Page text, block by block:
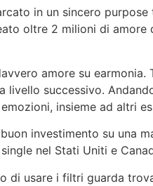
in un sincero
oltre 2 milioni di
amore su
livello successivo.
insieme ad altri
investimento su una
nel Stati Uniti e
di usare i filtri guarda